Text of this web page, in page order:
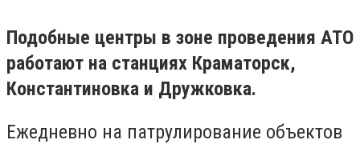
Подобные центры в зоне проведения АТО
работают на станциях Краматорск,
Константиновка и Дружковка.
Ежедневно на патрулирование объектов